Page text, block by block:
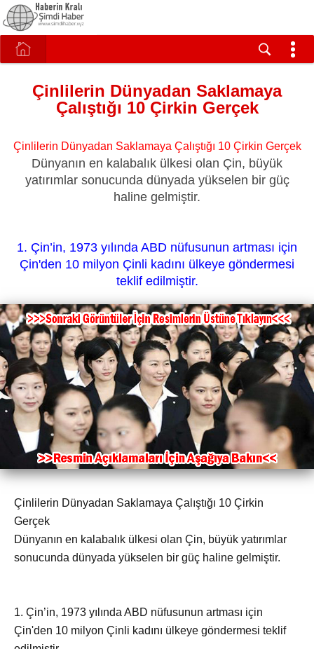
Çinlilerin Dünyadan Saklamaya
Çalıştığı 10 Çirkin Gerçek
Çinlilerin Dünyadan Saklamaya Çalıştığı 10 Çirkin Gerçek
Dünyanın en kalabalık ülkesi olan Çin, büyük
yatırımlar sonucunda dünyada yükselen bir güç
haline gelmiştir.
1. Çin’in, 1973 yılında ABD nüfusunun artması için
Çin'den 10 milyon Çinli kadını ülkeye göndermesi
teklif edilmiştir.
Çinlilerin Dünyadan Saklamaya Çalıştığı 10 Çirkin
Gerçek
Dünyanın en kalabalık ülkesi olan Çin, büyük yatırımlar
sonucunda dünyada yükselen bir güç haline gelmiştir.
1. Çin’in, 1973 yılında ABD nüfusunun artması için
Çin'den 10 milyon Çinli kadını ülkeye göndermesi teklif